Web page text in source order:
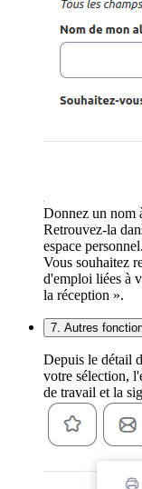
Donnez un nom
Retrouvez-la
espace personnel.
Vous souhaitez
d'emploi liées à
la réception ».
7. Autres
Depuis le détail
votre sélection,
de travail et la